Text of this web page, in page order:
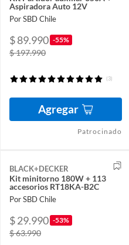
Aspiradora Auto 12V
Por SBD Chile
$ 89.990 -55%
$ 197.990
(3)
Agregar
Patrocinado
BLACK+DECKER
Kit minitorno 180W + 113
accesorios RT18KA-B2C
Por SBD Chile
$ 29.990 -53%
$ 63.990